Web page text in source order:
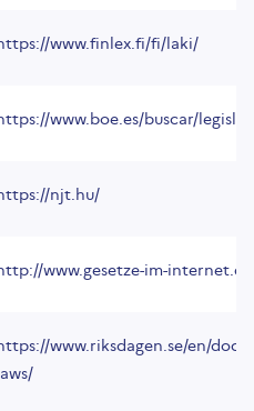
www.finlex.fi/fi/laki/
www.boe.es/buscar/
njt.hu/
www.gesetze-im-
www.riksdagen.se/en/